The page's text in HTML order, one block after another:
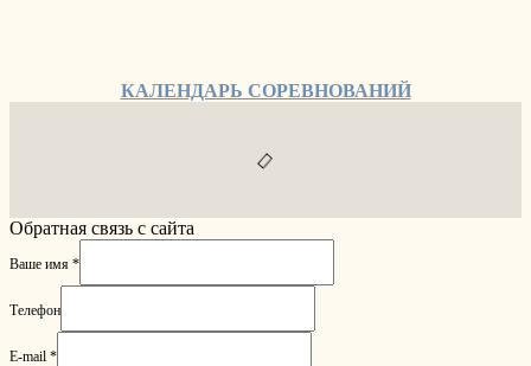
КАЛЕНДАРЬ СОРЕВНОВАНИЙ
Обратная связь с сайта
Ваше имя *
Телефон
E-mail *